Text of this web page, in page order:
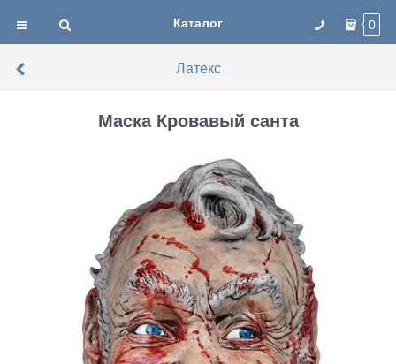
Каталог 0
Латекс
Маска Кровавый санта